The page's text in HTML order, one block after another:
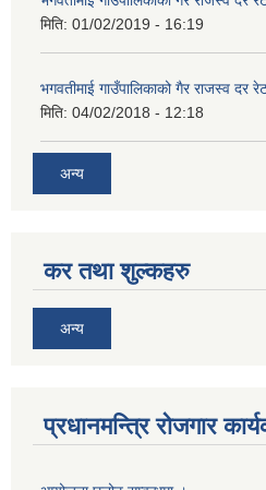
मिति: 01/02/2019 - 16:19
भगवतीमाई गाउँपालिकाको गैर राजस्व दर
मिति: 04/02/2018 - 12:18
अन्य
कर तथा शुल्कहरु
अन्य
प्रधानमन्त्रि रोजगार